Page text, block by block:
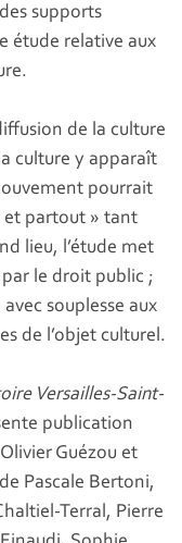
supports
étude relative aux
de la culture
culture y apparaît
pourrait
et partout » tant
lieu, l’étude met
le droit public ;
souplesse aux
de l’objet culturel.
Versailles-Saint-
publication
Guézou et
Pascale Bertoni,
Terral, Pierre